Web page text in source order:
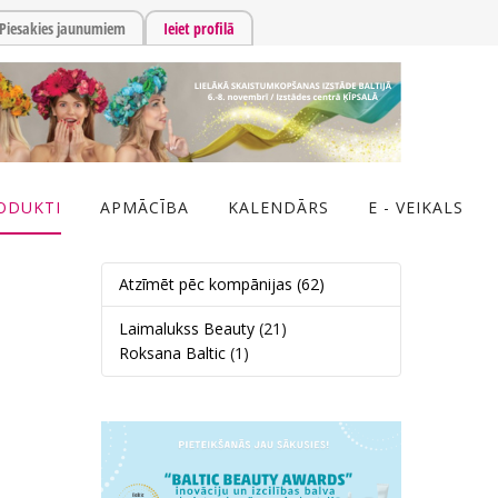
Piesakies jaunumiem Ieiet profilā
APMĀCĪBA KALENDĀRS E - VEIKALS
Atzīmēt pēc kompānijas (62)
Laimalukss Beauty (21)
Roksana Baltic (1)